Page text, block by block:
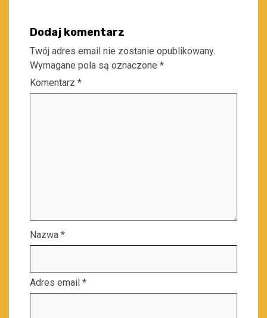
Dodaj komentarz
Twój adres email nie zostanie opublikowany.
Wymagane pola są oznaczone *
Komentarz *
Nazwa *
Adres email *